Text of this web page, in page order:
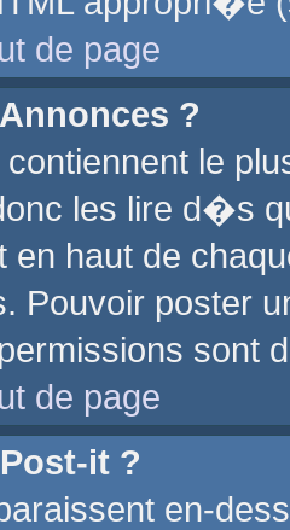
de page
?
le
les lire d�s
haut de
poster
sont
de page
it ?
en-